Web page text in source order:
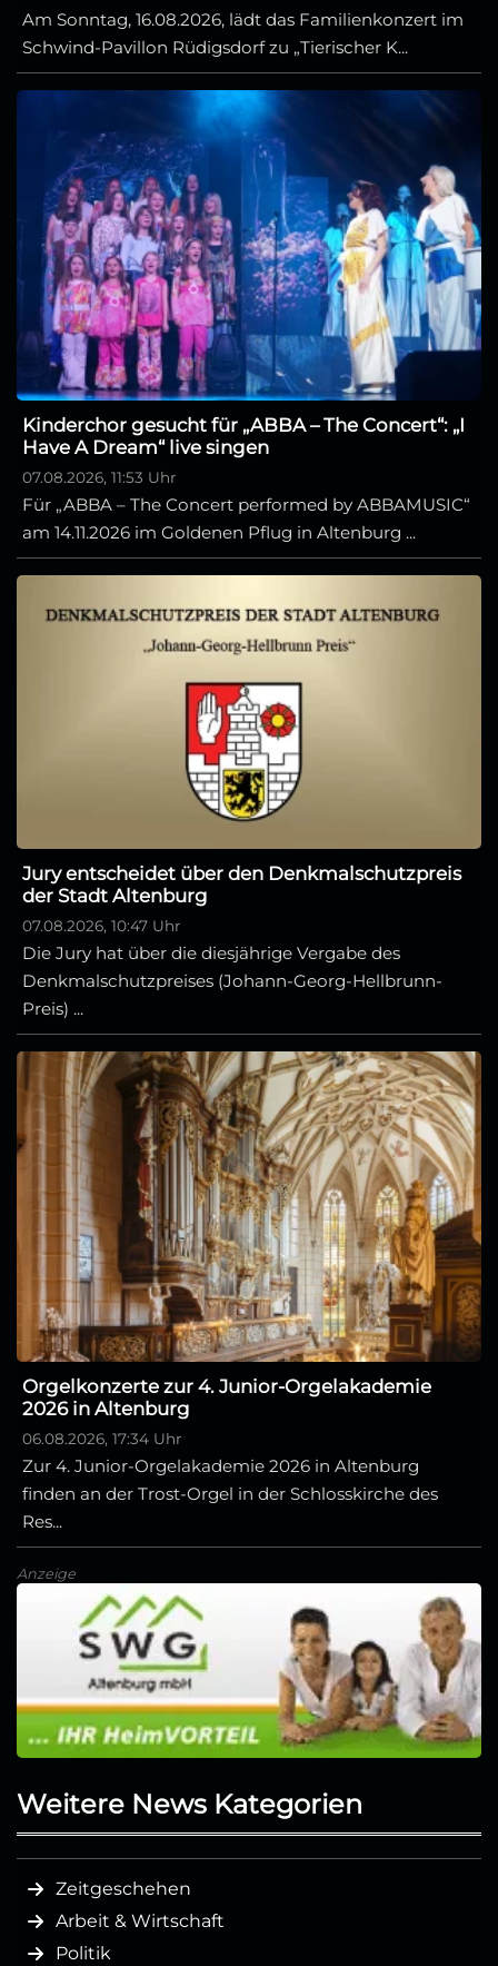
Am Sonntag, 16.08.2026, lädt das Familienkonzert im
Schwind-Pavillon Rüdigsdorf zu „Tierischer K...
Kinderchor gesucht für „ABBA – The Concert“: „I
Have A Dream“ live singen
07.08.2026, 11:53 Uhr
Für „ABBA – The Concert performed by ABBAMUSIC“
am 14.11.2026 im Goldenen Pflug in Altenburg ...
Jury entscheidet über den Denkmalschutzpreis
der Stadt Altenburg
07.08.2026, 10:47 Uhr
Die Jury hat über die diesjährige Vergabe des
Denkmalschutzpreises (Johann-Georg-Hellbrunn-
Preis) ...
Orgelkonzerte zur 4. Junior-Orgelakademie
2026 in Altenburg
06.08.2026, 17:34 Uhr
Zur 4. Junior-Orgelakademie 2026 in Altenburg
finden an der Trost-Orgel in der Schlosskirche des
Res...
Anzeige
Weitere News Kategorien
Zeitgeschehen
Arbeit & Wirtschaft
Politik